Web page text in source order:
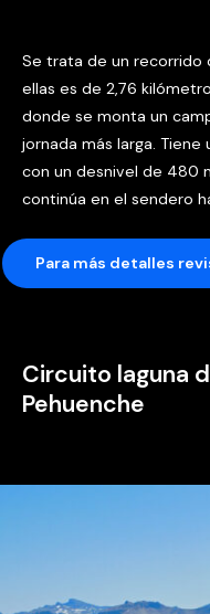
Se trata de un recorrido
ellas es de 2,76
donde se monta un
jornada más larga.
con un desnivel de 480
continúa en el sendero
Para más detalles
Circuito laguna
Pehuenche